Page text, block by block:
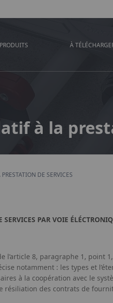
PRODUITS À
à la
DE SERVICES
PAR VOIE
l’article 8, paragraphe 1, point
notamment : les types et
à la coopération avec le
résiliation des contrats de